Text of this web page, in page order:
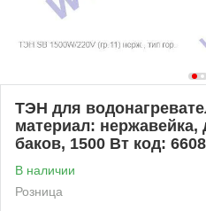
ТЭН для
материал: нержавейка,
баков, 1500 Вт код:
В наличии
Розница